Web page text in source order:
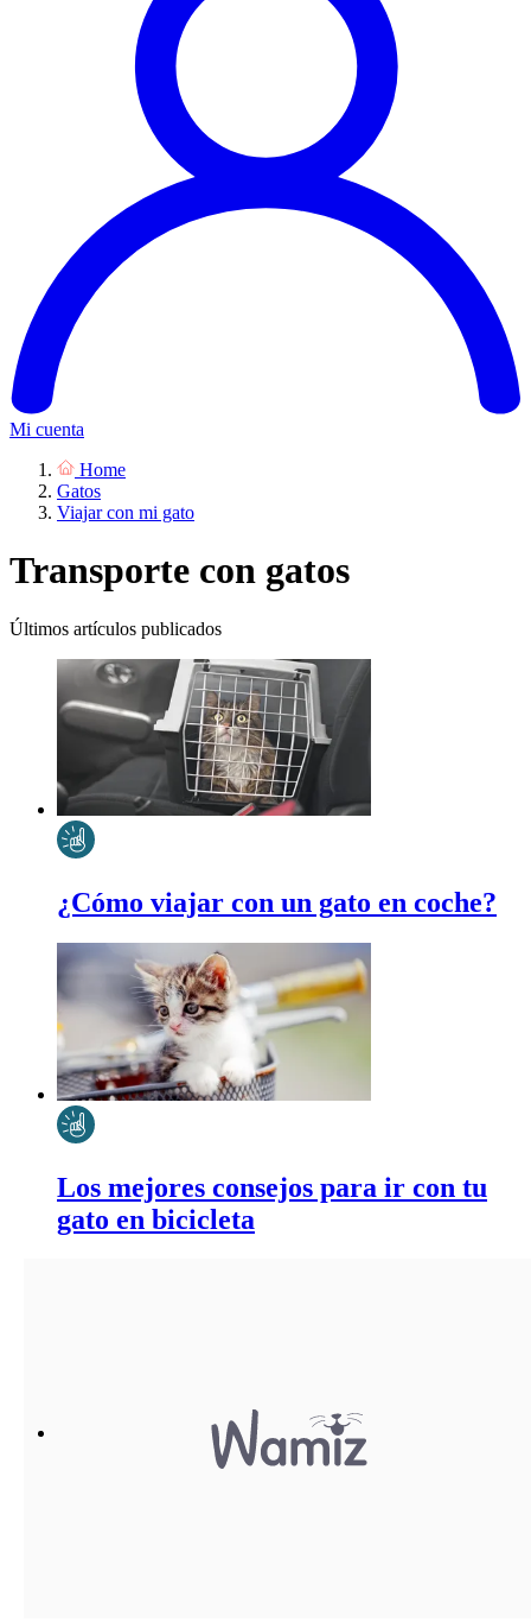
Mi cuenta
Home
Gatos
Viajar con mi gato
Transporte con gatos
Últimos artículos publicados
¿Cómo viajar con un gato en coche?
Los mejores consejos para ir con tu
gato en bicicleta